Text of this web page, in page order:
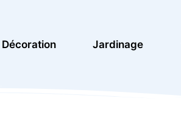
Décoration Jardinage